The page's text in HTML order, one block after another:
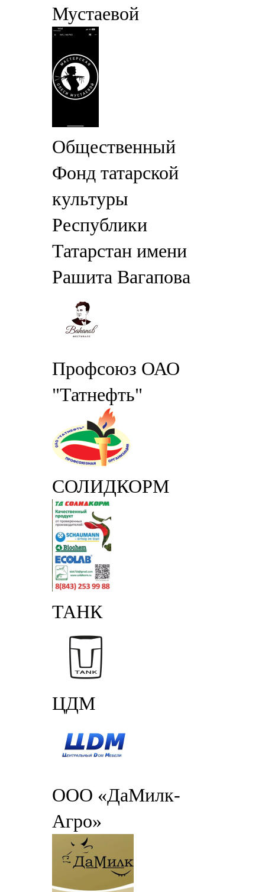
Мустаевой
Общественный
Фонд татарской
культуры
Республики
Татарстан имени
Рашита Вагапова
Профсоюз ОАО
"Татнефть"
СОЛИДКОРМ
ТАНК
ЦДМ
ООО «ДаМилк-
Агро»